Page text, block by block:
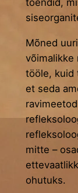
Mõned
võimalikke
tööle, kuid
et seda
mitte –
ohutuks.